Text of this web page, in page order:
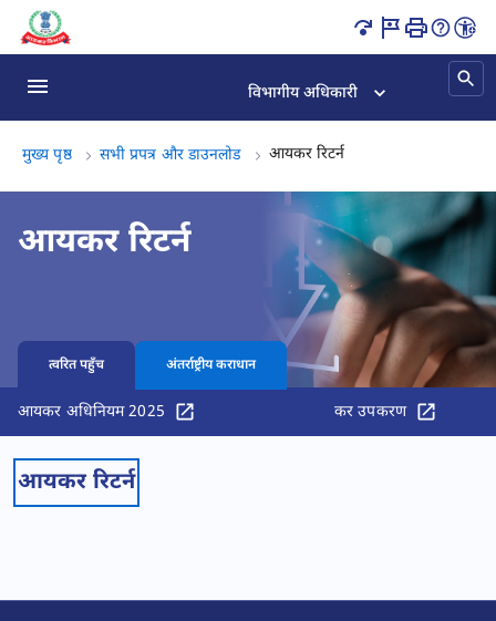
आयकर रिटर्न पृष्ठ लोड हो गया
विभागीय अधिकारी
मुख्य पृष्ठ सभी प्रपत्र और डाउनलोड आयकर रिटर्नआयकर रिटर्न, (3 का 3)
आयकर रिटर्न
त्वरित पहुँच अंतर्राष्ट्रीय कराधान
आयकर अधिनियम 2025 कर उपकरण
आयकर रिटर्न